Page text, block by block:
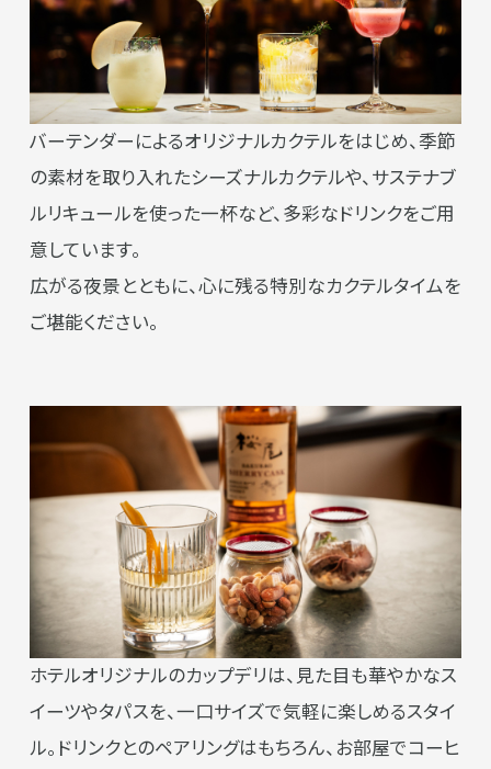
バーテンダーによるオリジナルカクテルをはじめ、季節
の素材を取り入れたシーズナルカクテルや、サステナブ
ルリキュールを使った一杯など、多彩なドリンクをご用
意しています。
広がる夜景とともに、心に残る特別なカクテルタイムを
ご堪能ください。
ホテルオリジナルのカップデリは、見た目も華やかなス
イーツやタパスを、一口サイズで気軽に楽しめるスタイ
ル。ドリンクとのペアリングはもちろん、お部屋でコーヒ